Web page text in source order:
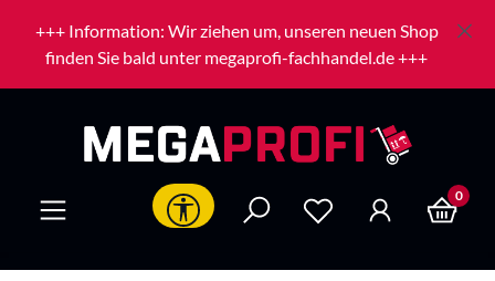
Zum Hauptinhalt springen
+++ Information: Wir ziehen um, unseren neuen Shop
finden Sie bald unter megaprofi-fachhandel.de +++
Werkzeugleiste anzeigen 0